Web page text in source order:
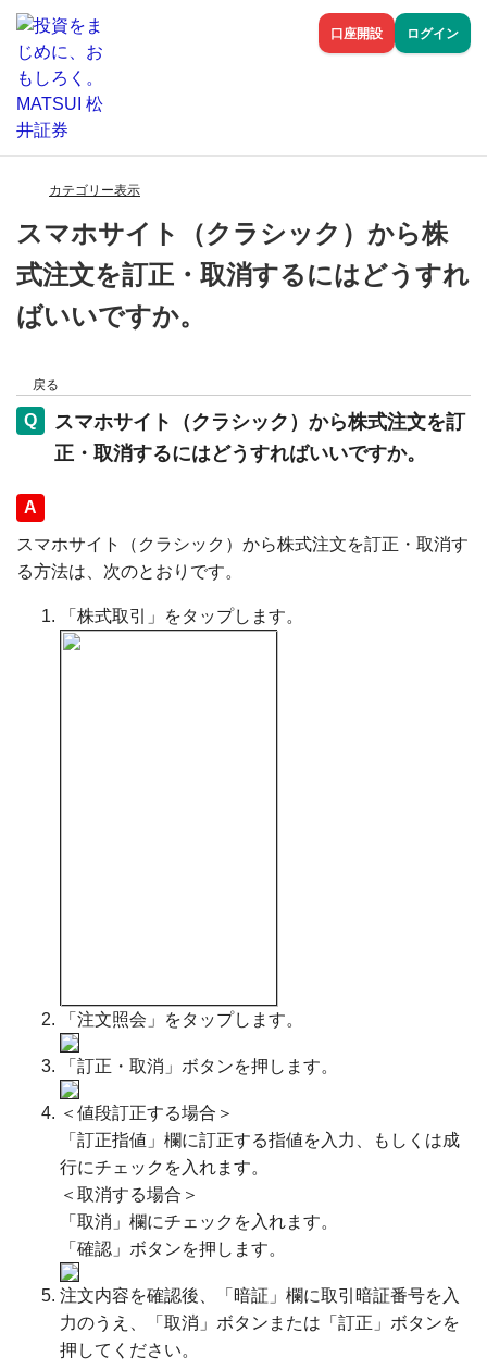
口座開設 ログイン
カテゴリー表示
スマホサイト（クラシック）から株
式注文を訂正・取消するにはどうすれ
ばいいですか。
戻る
スマホサイト（クラシック）から株式注文を訂
正・取消するにはどうすればいいですか。
回答
スマホサイト（クラシック）から株式注文を訂正・取消す
る方法は、次のとおりです。
「株式取引」をタップします。
「注文照会」をタップします。
「訂正・取消」ボタンを押します。
＜値段訂正する場合＞
「訂正指値」欄に訂正する指値を入力、もしくは成
行にチェックを入れます。
＜取消する場合＞
「取消」欄にチェックを入れます。
「確認」ボタンを押します。
注文内容を確認後、「暗証」欄に取引暗証番号を入
力のうえ、「取消」ボタンまたは「訂正」ボタンを
押してください。